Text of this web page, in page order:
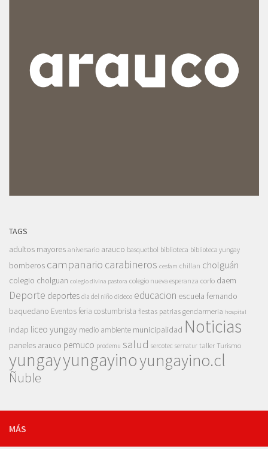
TAGS
adultos mayores aniversario arauco basquetbol biblioteca biblioteca yungay
bomberos campanario carabineros cesfam chillan cholguán
colegio cholguan colegio divina pastora colegio nueva esperanza corfo daem
Deporte deportes dia del niño dideco educacion escuela fernando
baquedano Eventosferia costumbrista fiestas patrias gendarmeria hospital
indap liceo yungay medio ambiente municipalidad Noticias
paneles arauco pemuco prodemu salud sercotec sernatur taller Turismo
yungayyungayinoyungayino.cl
Ñuble
MÁS